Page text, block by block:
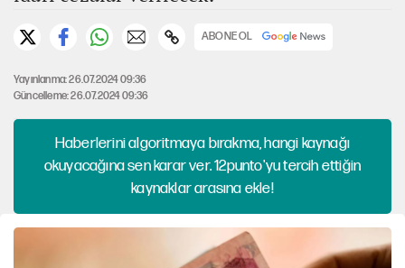
ABONE OL
Yayınlanma: 26.07.2024 09:36
Güncelleme: 26.07.2024 09:36
Haberlerini algoritmaya bırakma, hangi kaynağı
okuyacağına sen karar ver. 12punto'yu tercih ettiğin
kaynaklar arasına ekle!